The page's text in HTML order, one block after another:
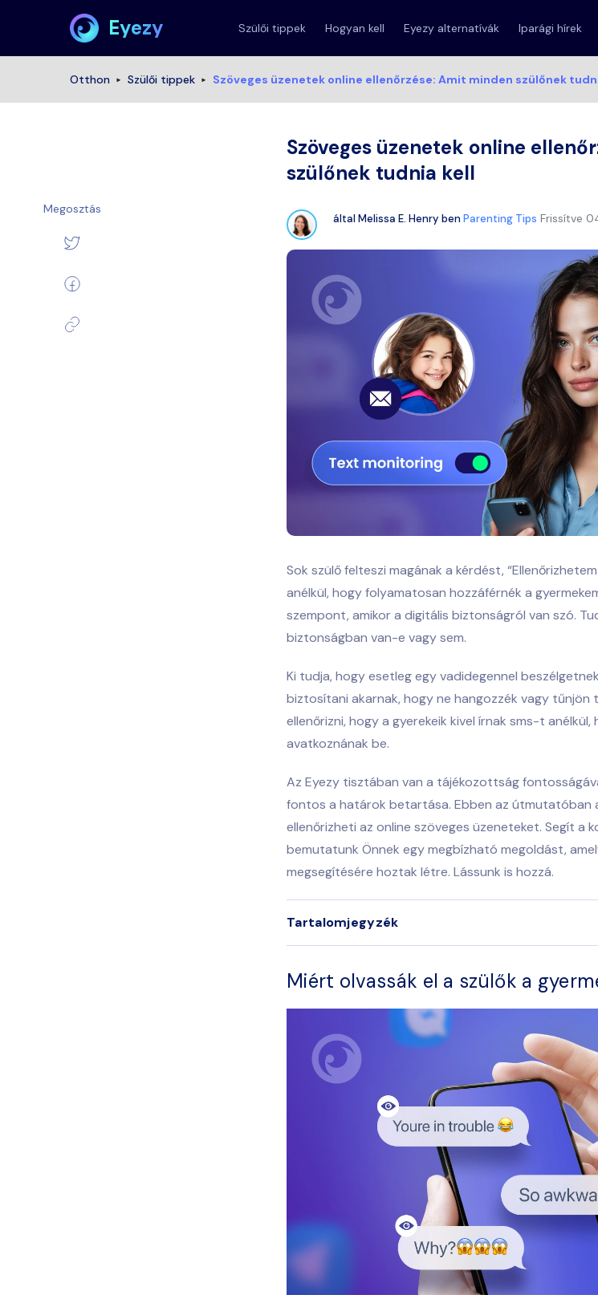
Eyezy Szülői tippek Hogyan kell Eyezy alternatívák Iparági hírek
Otthon Szülői tippek Szöveges üzenetek online ellenőrzése: Amit minden szülőnek
Szöveges üzenetek online
szülőnek tudnia kell
által Melissa E. Henry ben Parenting Tips Frissítve
Sok szülő felteszi magának a kérdést, “
anélkül, hogy folyamatosan hozzáférnék a
szempont, amikor a digitális biztonságról van szó.
biztonságban van-e vagy sem.
Ki tudja, hogy esetleg egy vadidegennel
biztosítani akarnak, hogy ne hangozzék vagy tűnjön
ellenőrizni, hogy a gyerekeik kivel írnak sms-t
avatkoznának be.
Az Eyezy tisztában van a tájékozottság
fontos a határok betartása. Ebben az útmutatóban
ellenőrizheti az online szöveges üzeneteket. Segít a
bemutatunk Önnek egy megbízható megoldást,
megsegítésére hoztak létre. Lássunk is hozzá.
Tartalomjegyzék
Miért olvassák el a szülők a
Megosztás